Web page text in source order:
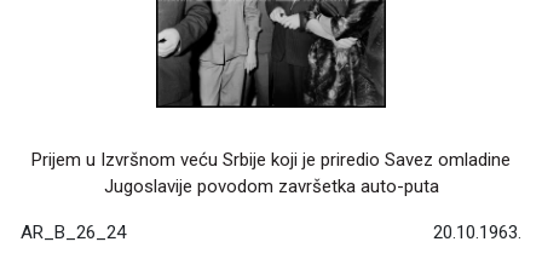
Prijem u Izvršnom veću Srbije koji je priredio Savez omladine
Jugoslavije povodom završetka auto-puta
AR_B_26_24 20.10.1963.